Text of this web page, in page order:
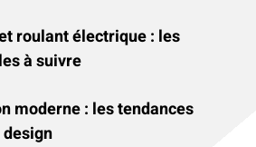
roulant électrique : les
à suivre
moderne : les tendances